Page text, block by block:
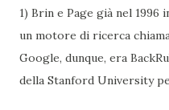
1) Brin e Page già nel
un motore di ricerca
Google, dunque, era
della Stanford University